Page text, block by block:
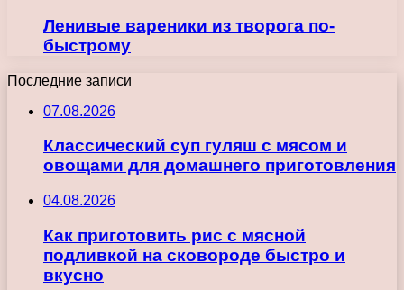
Ленивые вареники из творога по-
быстрому
Последние записи
07.08.2026
Классический суп гуляш с мясом и
овощами для домашнего приготовления
04.08.2026
Как приготовить рис с мясной
подливкой на сковороде быстро и
вкусно